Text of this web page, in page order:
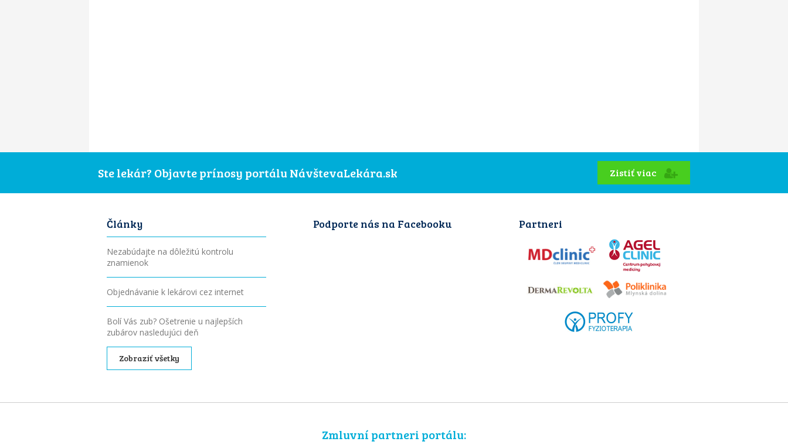
Ste lekár? Objavte prínosy portálu NávštevaLekára.sk Zistiť viac
Články
Nezabúdajte na dôležitú kontrolu
znamienok
Objednávanie k lekárovi cez internet
Bolí Vás zub? Ošetrenie u najlepších
zubárov nasledujúci deň
Zobraziť všetky
Podporte nás na Facebooku Partneri
Zmluvní partneri portálu: